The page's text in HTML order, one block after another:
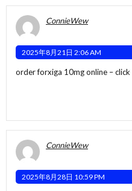
ConnieWew
2025年8月21日 2:06 AM
order forxiga 10mg online –click
ConnieWew
2025年8月28日 10:59 PM